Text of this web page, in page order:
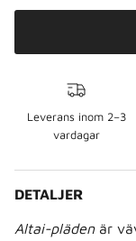
Leverans inom 2–3
vardagar
DETALJER
Altai-pläden är